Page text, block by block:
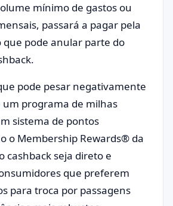
mínimo de gastos ou
passará a pagar pela
pode anular parte do
pode pesar negativamente
um programa de milhas
sistema de pontos
o Membership Rewards® da
cashback seja direto e
que preferem
para troca por passagens